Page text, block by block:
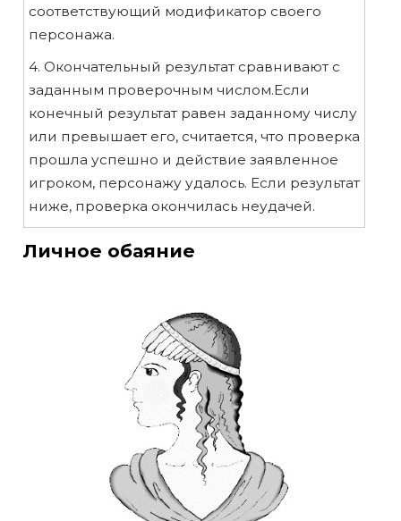
соответствующий модификатор своего
персонажа.
4. Окончательный результат сравнивают с
заданным проверочным числом.Если
конечный результат равен заданному числу
или превышает его, считается, что проверка
прошла успешно и действие заявленное
игроком, персонажу удалось. Если результат
ниже, проверка окончилась неудачей.
Личное обаяние